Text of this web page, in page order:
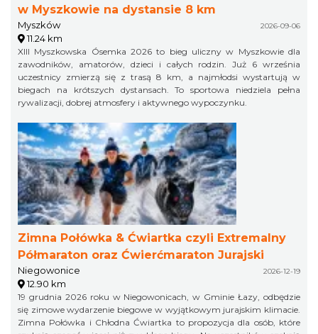
w Myszkowie na dystansie 8 km
Myszków 2026-09-06
11.24 km
XIII Myszkowska Ósemka 2026 to bieg uliczny w Myszkowie dla
zawodników, amatorów, dzieci i całych rodzin. Już 6 września
uczestnicy zmierzą się z trasą 8 km, a najmłodsi wystartują w
biegach na krótszych dystansach. To sportowa niedziela pełna
rywalizacji, dobrej atmosfery i aktywnego wypoczynku.
Zimna Połówka & Ćwiartka czyli Extremalny
Półmaraton oraz Ćwierćmaraton Jurajski
Niegowonice 2026-12-19
12.90 km
19 grudnia 2026 roku w Niegowonicach, w Gminie Łazy, odbędzie
się zimowe wydarzenie biegowe w wyjątkowym jurajskim klimacie.
Zimna Połówka i Chłodna Ćwiartka to propozycja dla osób, które